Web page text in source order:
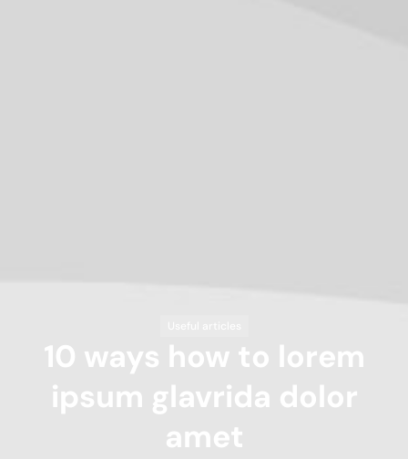
10 ways how to lorem
ipsum glavrida dolor
amet